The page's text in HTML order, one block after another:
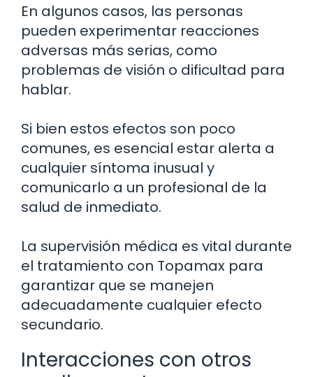
En algunos casos, las personas
pueden experimentar reacciones
adversas más serias, como
problemas de visión o dificultad para
hablar.
Si bien estos efectos son poco
comunes, es esencial estar alerta a
cualquier síntoma inusual y
comunicarlo a un profesional de la
salud de inmediato.
La supervisión médica es vital durante
el tratamiento con Topamax para
garantizar que se manejen
adecuadamente cualquier efecto
secundario.
Interacciones con otros